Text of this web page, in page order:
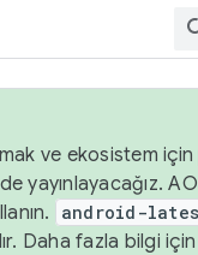
ve ekosistem için
yayınlayacağız.
android-
Daha fazla bilgi